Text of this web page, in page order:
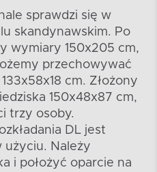
sprawdzi się w
skandynawskim. Po
wymiary 150x205 cm,
przechowywać
cm. Złożony
150x48x87 cm,
trzy osoby.
DL jest
użyciu. Należy
i położyć oparcie na